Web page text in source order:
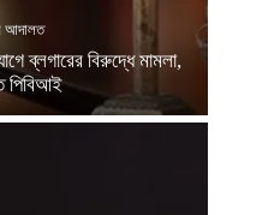
ব্লগারের বিরুদ্ধে মামলা,
পিবিআই